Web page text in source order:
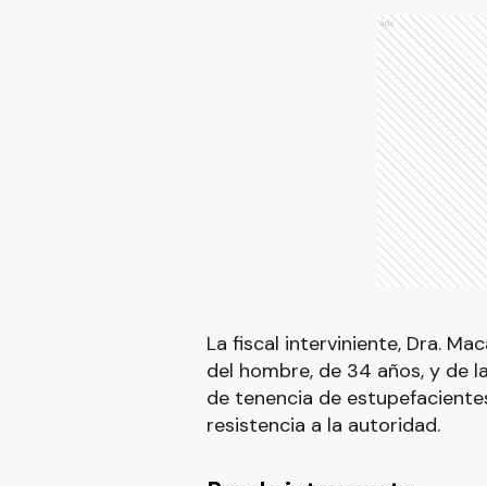
Ads
La fiscal interviniente, Dra.
del hombre, de 34 años, y de
de tenencia de
resistencia a la autoridad.